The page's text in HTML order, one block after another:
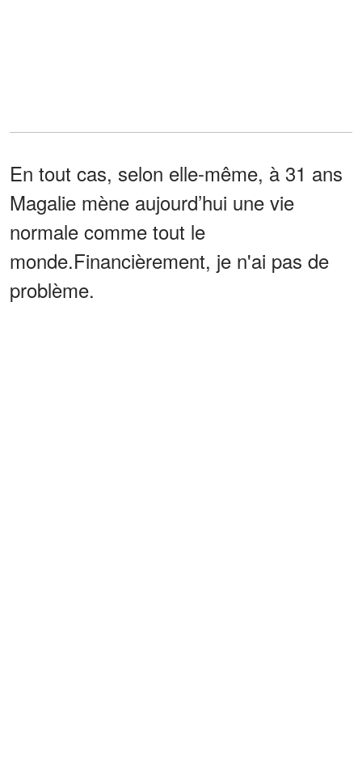
En tout cas, selon elle-même, à 31 ans
Magalie mène aujourd’hui une vie
normale comme tout le
monde.Financièrement, je n'ai pas de
problème.